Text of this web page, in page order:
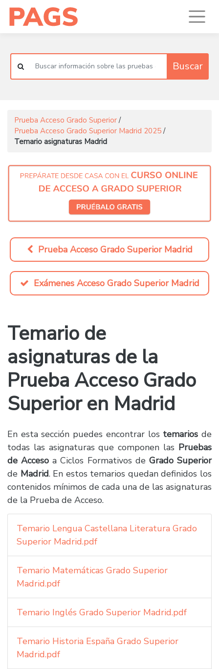
Buscar
Prueba Acceso Grado Superior/
Prueba Acceso Grado Superior Madrid 2025/
Temario asignaturas Madrid
Prueba Acceso Grado Superior Madrid
Exámenes Acceso Grado Superior Madrid
Temario de
asignaturas de la
Prueba Acceso Grado
Superior en Madrid
En esta sección puedes encontrar los temarios de
todas las asignaturas que componen las Pruebas
de Acceso a Ciclos Formativos de Grado Superior
de Madrid. En estos temarios quedan definidos los
contenidos mínimos de cada una de las asignaturas
de la Prueba de Acceso.
Temario Lengua Castellana Literatura Grado
Superior Madrid.pdf
Temario Matemáticas Grado Superior
Madrid.pdf
Temario Inglés Grado Superior Madrid.pdf
Temario Historia España Grado Superior
Madrid.pdf